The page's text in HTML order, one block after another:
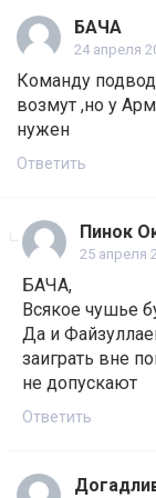
БАЧА
24 апреля
Команду
возмут ,но у
нужен
Ответить
Пинок
25 апреля
БАЧА,
Всякое чушье
Да и
заиграть вне
не допускают
Ответить